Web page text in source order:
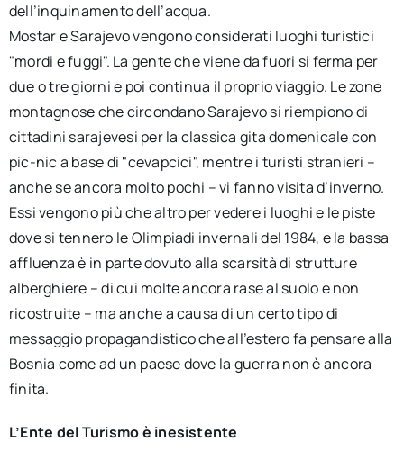
dell’inquinamento dell’acqua.
Mostar e Sarajevo vengono considerati luoghi turistici
"mordi e fuggi". La gente che viene da fuori si ferma per
due o tre giorni e poi continua il proprio viaggio. Le zone
montagnose che circondano Sarajevo si riempiono di
cittadini sarajevesi per la classica gita domenicale con
pic-nic a base di "cevapcici", mentre i turisti stranieri –
anche se ancora molto pochi – vi fanno visita d’inverno.
Essi vengono più che altro per vedere i luoghi e le piste
dove si tennero le Olimpiadi invernali del 1984, e la bassa
affluenza è in parte dovuto alla scarsità di strutture
alberghiere – di cui molte ancora rase al suolo e non
ricostruite – ma anche a causa di un certo tipo di
messaggio propagandistico che all’estero fa pensare alla
Bosnia come ad un paese dove la guerra non è ancora
finita.
L’Ente del Turismo è inesistente